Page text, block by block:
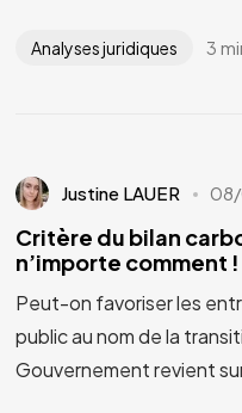
Analyses juridiques 3
Justine LAUER
Critère du bilan
n’importe comment !
Peut-on favoriser les
public au nom de la
Gouvernement revient